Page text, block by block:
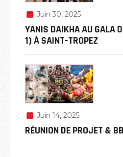
Juin 30, 2025
YANIS DAIKHA AU GALA
1) À SAINT-TROPEZ
Juin 14, 2025
RÉUNION DE PROJET &